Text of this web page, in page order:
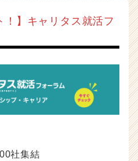
！】キャリタス就活フ
社集結